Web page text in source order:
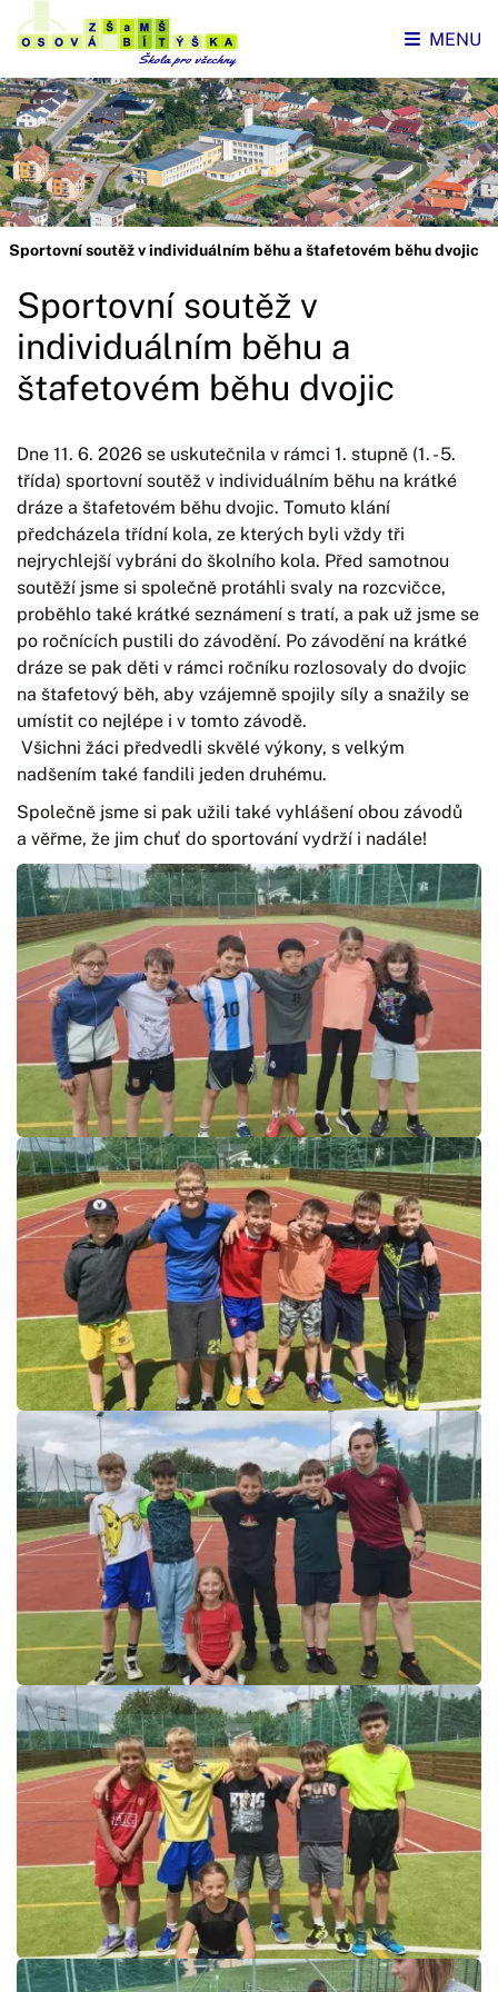
MENU
Sportovní soutěž v individuálním běhu a štafetovém běhu dvojic
Sportovní soutěž v
individuálním běhu a
štafetovém běhu dvojic
Dne 11. 6. 2026 se uskutečnila v rámci 1. stupně (1. - 5.
třída) sportovní soutěž v individuálním běhu na krátké
dráze a štafetovém běhu dvojic. Tomuto klání
předcházela třídní kola, ze kterých byli vždy tři
nejrychlejší vybráni do školního kola. Před samotnou
soutěží jsme si společně protáhli svaly na rozcvičce,
proběhlo také krátké seznámení s tratí, a pak už jsme se
po ročnících pustili do závodění. Po závodění na krátké
dráze se pak děti v rámci ročníku rozlosovaly do dvojic
na štafetový běh, aby vzájemně spojily síly a snažily se
umístit co nejlépe i v tomto závodě.
Všichni žáci předvedli skvělé výkony, s velkým
nadšením také fandili jeden druhému.
Společně jsme si pak užili také vyhlášení obou závodů
a věřme, že jim chuť do sportování vydrží i nadále!